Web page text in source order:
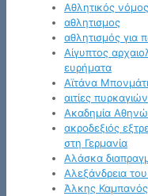
Αθλητικός νόμος
αθλητισμος
αθλητισμός για
Αίγυπτος
ευρήματα
Αϊτάνα Μπονμάτι
αιτίες πυρκαγιών
Ακαδημία
ακροδεξιός
στη Γερμανία
Αλάσκα
Αλεξάνδρεια
Άλκης Καμπανός